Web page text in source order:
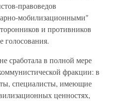
правове­дов
мобилизационными"
и противников
голосования.
сработала в полной мере
фракции: в
специалисты, имеющие
ценностях,